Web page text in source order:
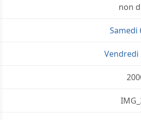
non
Samedi
Vendredi